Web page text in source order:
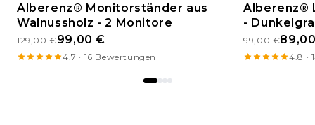
BESTSELLER
Alberenz® Monitorständer aus
Walnussholz - 2 Monitore
129,00 €99,00 €
4.7 · 16 Bewertungen
ANGEBOT
Alberenz®
-
99,00 €
4.8 ·